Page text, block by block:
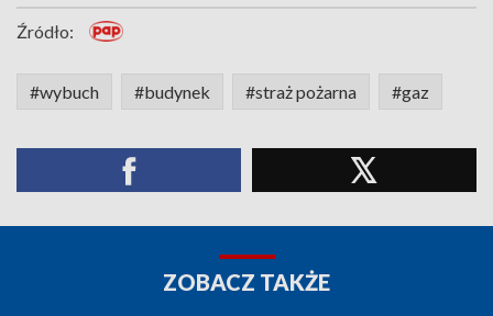
Źródło:
#wybuch #budynek #straż pożarna #gaz
ZOBACZ TAKŻE